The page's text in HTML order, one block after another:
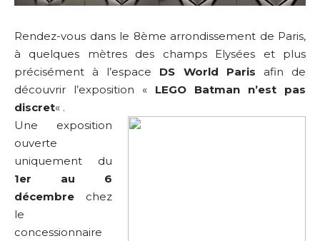
Rendez-vous dans le 8ème arrondissement de Paris,
à quelques mètres des champs Elysées et plus
précisément à l’espace DS World Paris afin de
découvrir l’exposition « LEGO Batman n’est pas
discret« .
Une exposition
ouverte
uniquement du
1er au 6
décembre chez
le
concessionnaire